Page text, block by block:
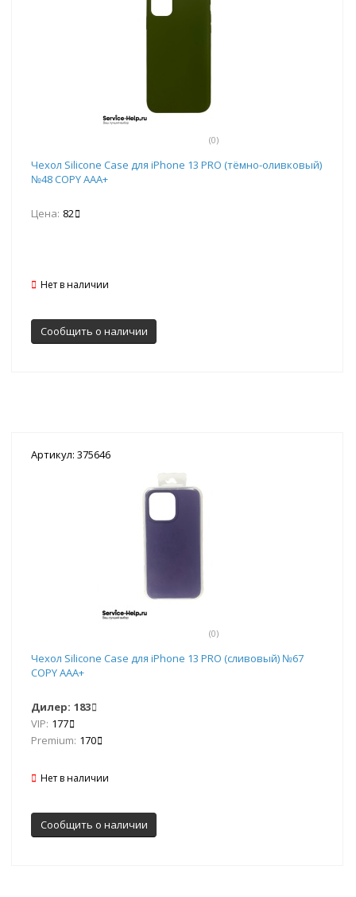
(0)
Чехол Silicone Case для iPhone 13 PRO (тёмно-оливковый)
№48 COPY AAA+
Цена: 82
Нет в наличии
Сообщить о наличии
Артикул: 375646
(0)
Чехол Silicone Case для iPhone 13 PRO (сливовый) №67
COPY AAA+
Дилер: 183
VIP: 177
Premium: 170
Нет в наличии
Сообщить о наличии